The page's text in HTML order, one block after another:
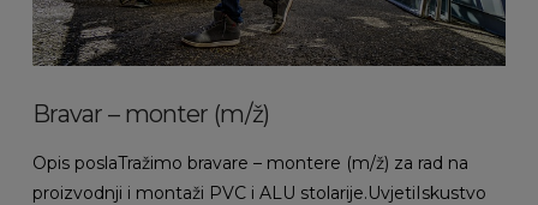
Bravar – monter (m/ž)
Opis poslaTražimo bravare – montere (m/ž) za rad na
proizvodnji i montaži PVC i ALU stolarije.UvjetiIskustvo